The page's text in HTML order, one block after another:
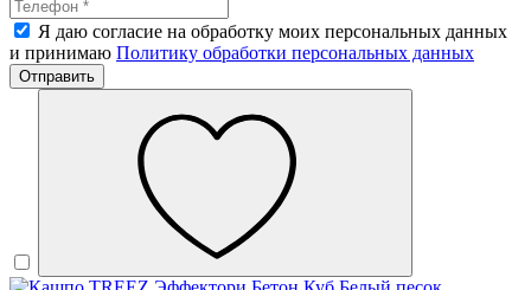
Я даю согласие на обработку моих персональных данных
и принимаю Политику обработки персональных данных
Отправить